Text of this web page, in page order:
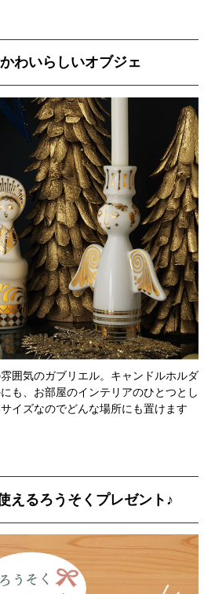
わいらしいオブジェ
囲気のガブリエル。キャンドルホルダ
も、お部屋のインテリアのひとつとし
イズなのでどんな場所にも置けます
えるろうそくプレゼント♪